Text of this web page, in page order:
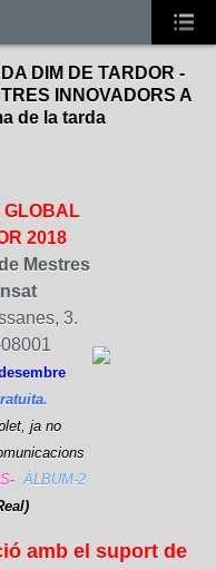
DIM DE TARDOR -
INNOVADORS A
de la tarda
GLOBAL
2018
Mestres
3.
ja no
-ÀLBUM-2
amb el suport de